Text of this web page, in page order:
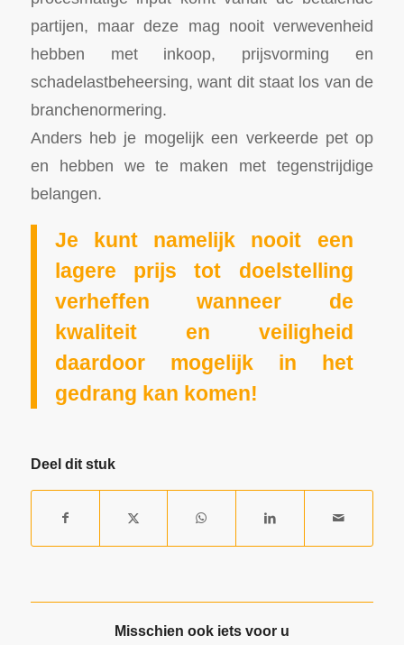
partijen, maar deze mag nooit verwevenheid
hebben met inkoop, prijsvorming en
schadelastbeheersing, want dit staat los van de
branchenormering.
Anders heb je mogelijk een verkeerde pet op
en hebben we te maken met tegenstrijdige
belangen.
Je kunt namelijk nooit een
lagere prijs tot doelstelling
verheffen wanneer de
kwaliteit en veiligheid
daardoor mogelijk in het
gedrang kan komen!
Deel dit stuk
Misschien ook iets voor u